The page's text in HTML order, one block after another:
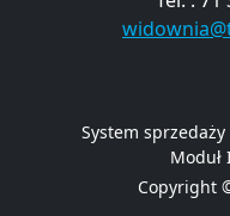
System
Moduł
Copyright